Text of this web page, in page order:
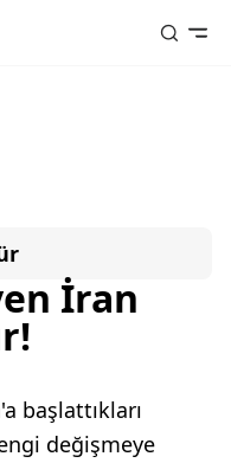
İran
başlattıkları
değişmeye